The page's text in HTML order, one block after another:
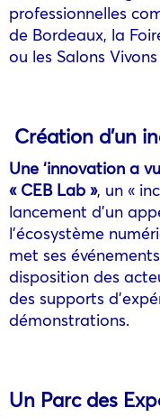
professionnelles
de Bordeaux, la
ou les Salons
Création d’un
Une ‘innovation a
« CEB Lab », un «
lancement d’un
l’écosystème
met ses
disposition des
des supports
démonstrations.
Un Parc des